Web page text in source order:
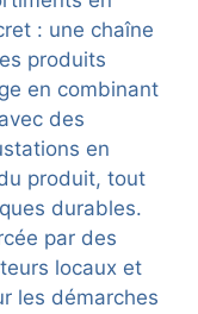
: une chaîne
produits
en combinant
des
en
produit, tout
durables.
par des
locaux et
les démarches